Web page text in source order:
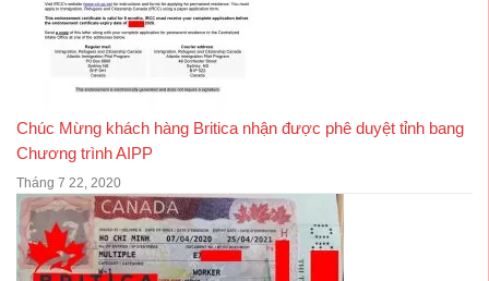
Chúc Mừng khách hàng Britica nhận được phê duyệt tỉnh bang
Chương trình AIPP
Tháng 7 22, 2020